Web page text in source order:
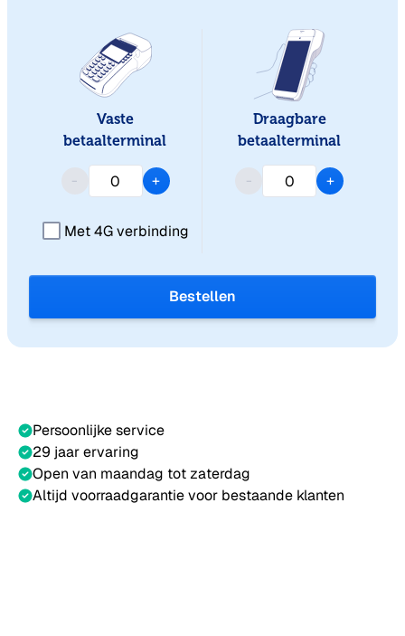
Vaste
betaalterminal
- +
Met 4G verbinding
Draagbare
betaalterminal
- +
Bestellen
Persoonlijke service
29 jaar ervaring
Open van maandag tot zaterdag
Altijd voorraadgarantie voor bestaande klanten